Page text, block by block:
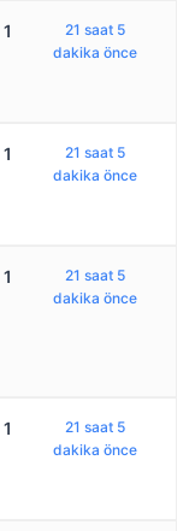
1
21 saat 5
dakika önce
1
21 saat 5
dakika önce
1
21 saat 5
dakika önce
1
21 saat 5
dakika önce